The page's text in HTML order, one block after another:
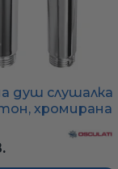
душ слушалка
хромирана